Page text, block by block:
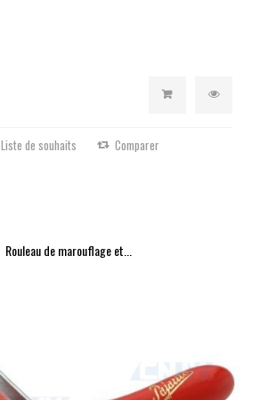
Liste de souhaits Comparer
Rouleau de marouflage et...